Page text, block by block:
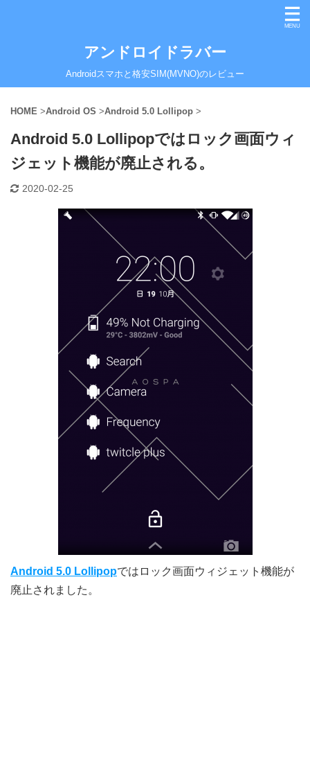
アンドロイドラバー
Androidスマホと格安SIM(MVNO)のレビュー
HOME >Android OS >Android 5.0 Lollipop >
Android 5.0 Lollipopではロック画面ウィ
ジェット機能が廃止される。
2020-02-25
Android 5.0 Lollipopではロック画面ウィジェット機能が
廃止されました。